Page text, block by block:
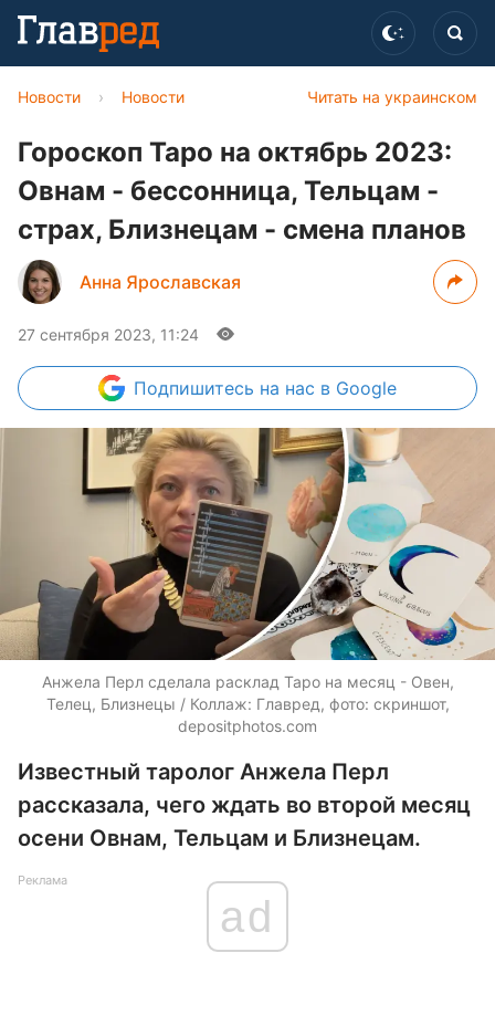
Читать на украинском
Новости › Новости
Гороскоп Таро на октябрь 2023:
Овнам - бессонница, Тельцам -
страх, Близнецам - смена планов
Анна Ярославская
27 сентября 2023, 11:24
Подпишитесь на нас в Google
Анжела Перл сделала расклад Таро на месяц - Овен,
Телец, Близнецы / Коллаж: Главред, фото: скриншот,
depositphotos.com
Известный таролог Анжела Перл
рассказала, чего ждать во второй месяц
осени Овнам, Тельцам и Близнецам.
Реклама
ad